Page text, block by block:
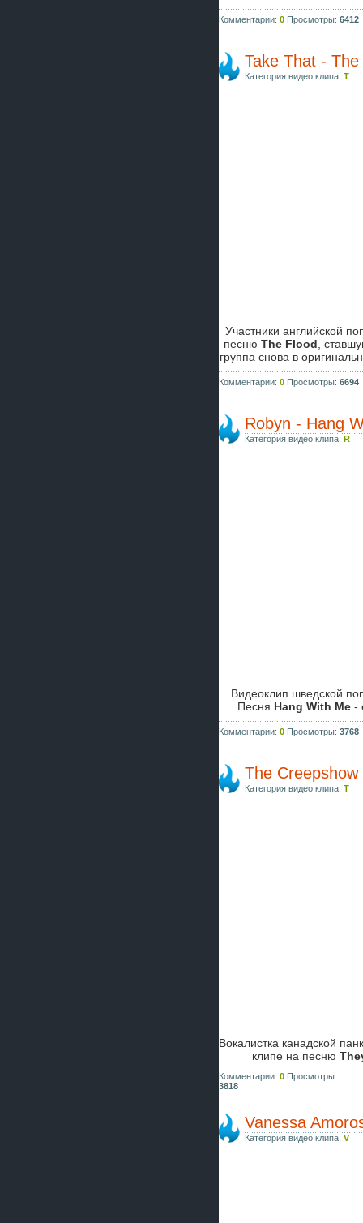
Комментарии: 0 Просмотры: 6412
Take That - The
Категория видео клипа: T
Участники английской
песню The Flood ,
группа снова в
Комментарии: 0 Просмотры: 6694
Robyn - Hang
Категория видео клипа: R
Видеоклип шведской
Песня Hang With Me-
Комментарии: 0 Просмотры: 3768
The
Категория видео клипа: T
Вокалистка канадской
клипе на песню
Комментарии: 0 Просмотры:
3818
Vanessa
Категория видео клипа: V